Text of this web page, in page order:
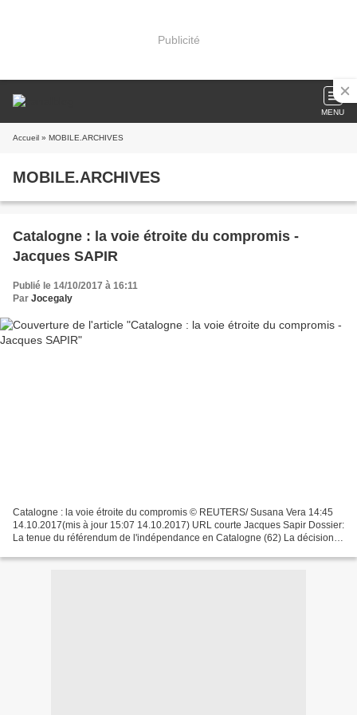
Publicité
MENU
Accueil » MOBILE.ARCHIVES
MOBILE.ARCHIVES
Catalogne : la voie étroite du compromis -
Jacques SAPIR
Publié le 14/10/2017 à 16:11
Par Jocegaly
Catalogne : la voie étroite du compromis © REUTERS/ Susana Vera 14:45
14.10.2017(mis à jour 15:07 14.10.2017) URL courte Jacques Sapir Dossier:
La tenue du référendum de l'indépendance en Catalogne (62) La décision